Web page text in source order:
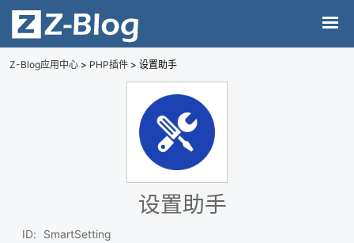
Z-Blog应用中心 > PHP插件 > 设置助手
设置助手
ID:
SmartSetting